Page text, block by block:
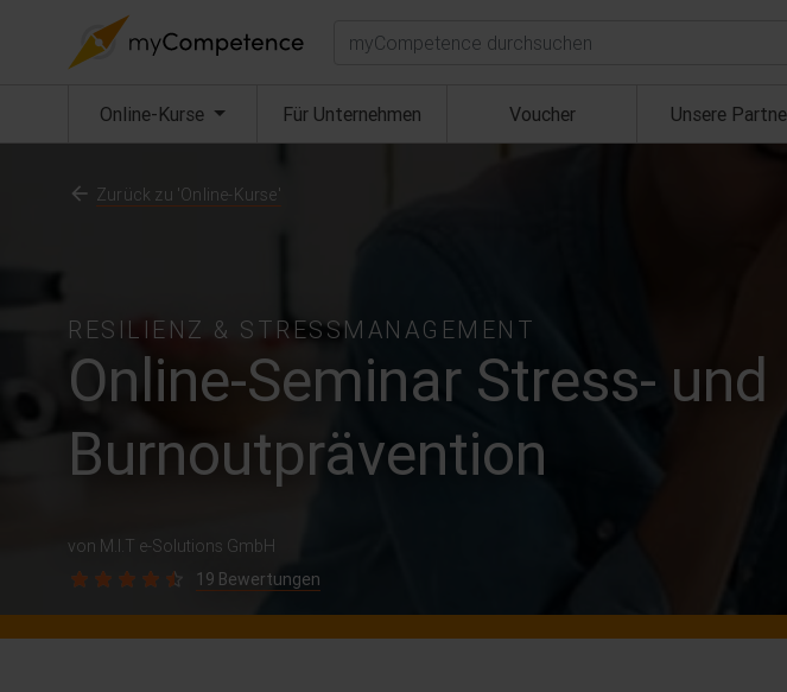
Suchen
Online-Kurse (aktuell) Für Unternehmen Voucher Unsere
RESILIENZ & STRESSMANAGEMENT
Online-Seminar Stress- und
Burnoutprävention
von M.I.T e-Solutions GmbH
19 Bewertungen
Zurück zu 'Online-Kurse'